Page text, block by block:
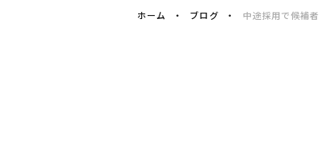
ホーム ブログ 中途採用で候補